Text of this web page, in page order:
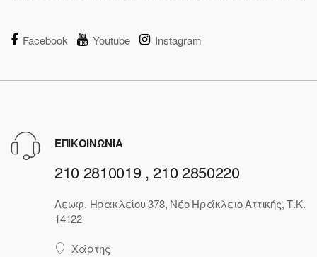
Facebook Youtube Instagram
ΕΠΙΚΟΙΝΩΝΙΑ
210 2810019 , 210 2850220
Λεωφ. Ηρακλείου 378, Νέο Ηράκλειο Αττικής, Τ.Κ.
14122
Χάρτης